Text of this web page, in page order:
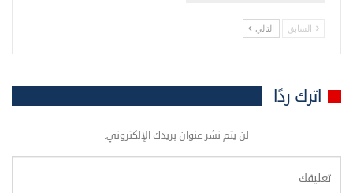
السابق التالي
اترك ردًا
لن يتم نشر عنوان بريدك الإلكتروني.